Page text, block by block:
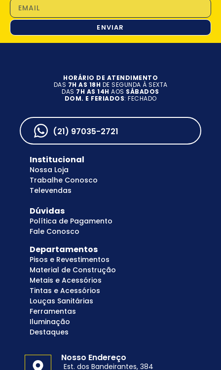
ENVIAR
HORÁRIO DE ATENDIMENTO
DAS 7H AS 18H DE SEGUNDA À SEXTA
DAS 7H AS 14H AOS SÁBADOS
DOM. E FERIADOS: FECHADO
(21) 97035-2721
Institucional
Nossa Loja
Trabalhe Conosco
Televendas
Dúvidas
Política de Pagamento
Fale Conosco
Departamentos
Pisos e Revestimentos
Material de Construção
Metais e Acessórios
Tintas e Acessórios
Louças Sanitárias
Ferramentas
Iluminação
Destaques
Nosso Endereço
Est. dos Bandeirantes, 384